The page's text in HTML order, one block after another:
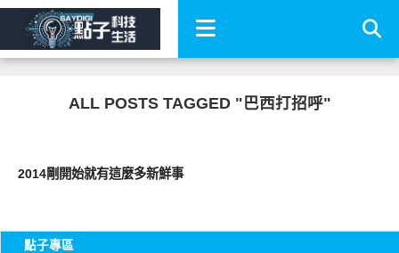
ALL POSTS TAGGED "巴西打招呼"
2014剛開始就有這麼多新鮮事
點子專區